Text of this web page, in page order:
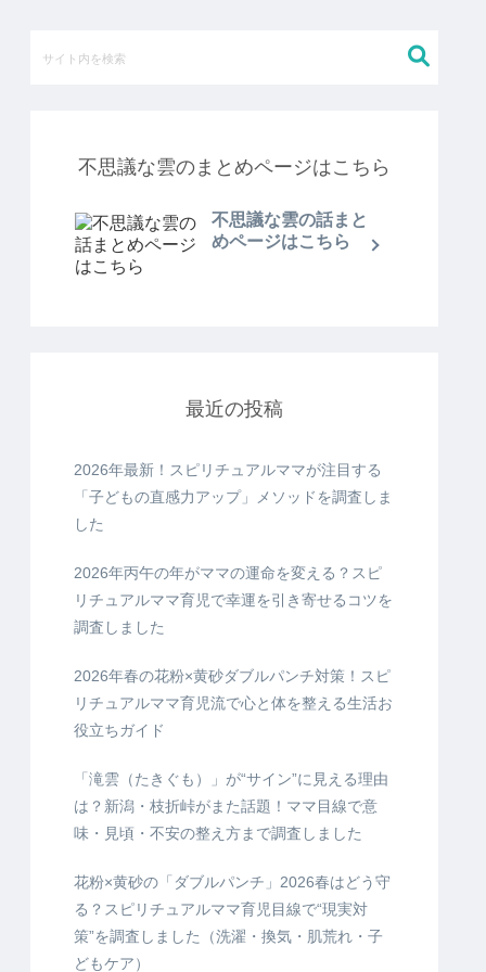
不思議な雲のまとめページはこちら
不思議な雲の話まと
めページはこちら
最近の投稿
2026年最新！スピリチュアルママが注目する
「子どもの直感力アップ」メソッドを調査しま
した
2026年丙午の年がママの運命を変える？スピ
リチュアルママ育児で幸運を引き寄せるコツを
調査しました
2026年春の花粉×黄砂ダブルパンチ対策！スピ
リチュアルママ育児流で心と体を整える生活お
役立ちガイド
「滝雲（たきぐも）」が“サイン”に見える理由
は？新潟・枝折峠がまた話題！ママ目線で意
味・見頃・不安の整え方まで調査しました
花粉×黄砂の「ダブルパンチ」2026春はどう守
る？スピリチュアルママ育児目線で“現実対
策”を調査しました（洗濯・換気・肌荒れ・子
どもケア）